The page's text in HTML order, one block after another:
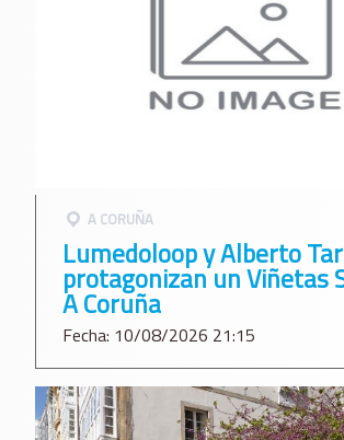
A CORUÑA
Lumedoloop y Alberto
protagonizan un Viñetas
A Coruña
Fecha: 10/08/2026 21:15